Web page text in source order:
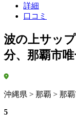
詳細
口コミ
波の上サッ
分、那覇市
沖縄県 > 那覇 > 那
5